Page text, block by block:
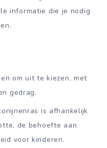
informatie die je nodig
om uit te kiezen, met
gedrag.
is afhankelijk
de behoefte aan
voor kinderen.